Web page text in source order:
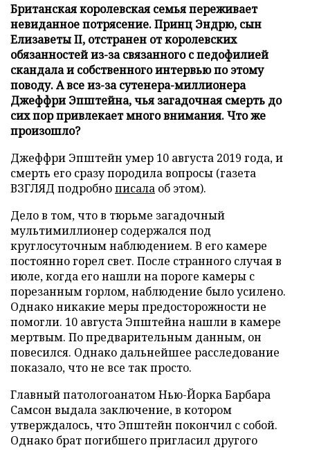
Британская королевская семья переживает
невиданное потрясение. Принц Эндрю, сын
Елизаветы II, отстранен от королевских
обязанностей из-за связанного с педофилией
скандала и собственного интервью по этому
поводу. А все из-за сутенера-миллионера
Джеффри Эпштейна, чья загадочная смерть до
сих пор привлекает много внимания. Что же
произошло?
Джеффри Эпштейн умер 10 августа 2019 года, и
смерть его сразу породила вопросы (газета
ВЗГЛЯД подробнописала об этом).
Дело в том, что в тюрьме загадочный
мультимиллионер содержался под
круглосуточным наблюдением. В его камере
постоянно горел свет. После странного случая в
июле, когда его нашли на пороге камеры с
порезанным горлом, наблюдение было усилено.
Однако никакие меры предосторожности не
помогли. 10 августа Эпштейна нашли в камере
мертвым. По предварительным данным, он
повесился. Однако дальнейшее расследование
показало, что не все так просто.
Главный патологоанатом Нью-Йорка Барбара
Самсон выдала заключение, в котором
утверждалось, что Эпштейн покончил с собой.
Однако брат погибшего пригласил другого